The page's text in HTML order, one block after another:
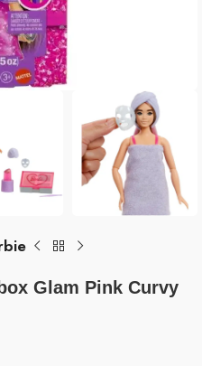
Glam Pink Curvy